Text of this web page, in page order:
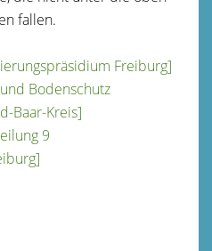
fallen.
Freiburg]
Bodenschutz
Baar-Kreis]
9